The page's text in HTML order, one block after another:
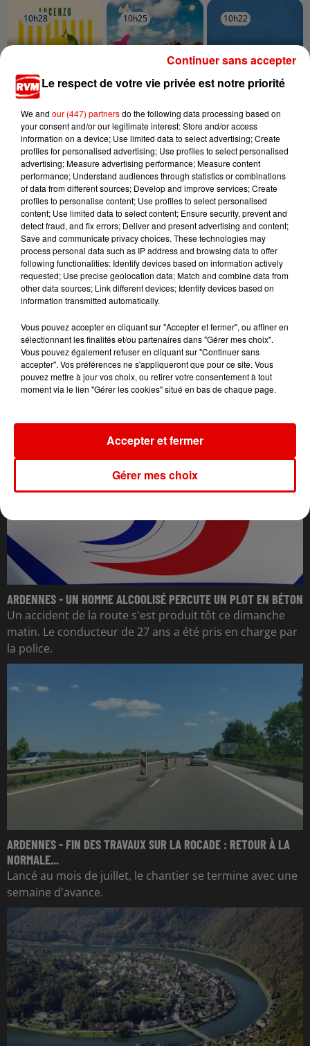
10h28
10h28
Limencello
10h25
10h25
Frerot
10h22
10h22
The Way We Touch
L'ACTU DES ARDENNES
ARDENNES - UN HOMME ALCOOLISÉ PERCUTE UN PLOT EN BÉTON
Un accident de la route s'est produit tôt ce dimanche
matin. Le conducteur de 27 ans a été pris en charge par
la police.
ARDENNES - FIN DES TRAVAUX SUR LA ROCADE : RETOUR À LA
NORMALE...
Lancé au mois de juillet, le chantier se termine avec une
semaine d'avance.
Le respect de votre vie privée est notre priorité
We and our (447) partnersdo the following data processing based on
your consent and/or our legitimate interest: Store and/or access
information on a device; Use limited data to select advertising; Create
profiles for personalised advertising; Use profiles to select personalised
advertising; Measure advertising performance; Measure content
performance; Understand audiences through statistics or combinations
of data from different sources; Develop and improve services; Create
profiles to personalise content; Use profiles to select personalised
content; Use limited data to select content; Ensure security, prevent and
detect fraud, and fix errors; Deliver and present advertising and content;
Save and communicate privacy choices. These technologies may
process personal data such as IP address and browsing data to offer
following functionalities: Identify devices based on information actively
requested; Use precise geolocation data; Match and combine data from
other data sources; Link different devices; Identify devices based on
information transmitted automatically.
Vous pouvez accepter en cliquant sur "Accepter et fermer", ou affiner en
sélectionnant les finalités et/ou partenaires dans "Gérer mes choix".
Vous pouvez également refuser en cliquant sur "Continuer sans
accepter". Vos préférences ne s'appliqueront que pour ce site. Vous
pouvez mettre à jour vos choix, ou retirer votre consentement à tout
moment via le lien "Gérer les cookies" situé en bas de chaque page.
Gérer mes choix
Accepter et fermer
Continuer sans accepter